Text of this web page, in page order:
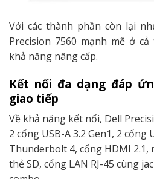
Với các thành phần còn lại
Precision 7560 mạnh mẽ ở
khả năng nâng cấp.
Kết nối đa dạng đáp ứ
giao tiếp
Về khả năng kết nối, Dell
2 cổng USB-A 3.2 Gen1, 2 cổng
Thunderbolt 4, cổng HDMI 2.1,
thẻ SD, cổng LAN RJ-45 cùng